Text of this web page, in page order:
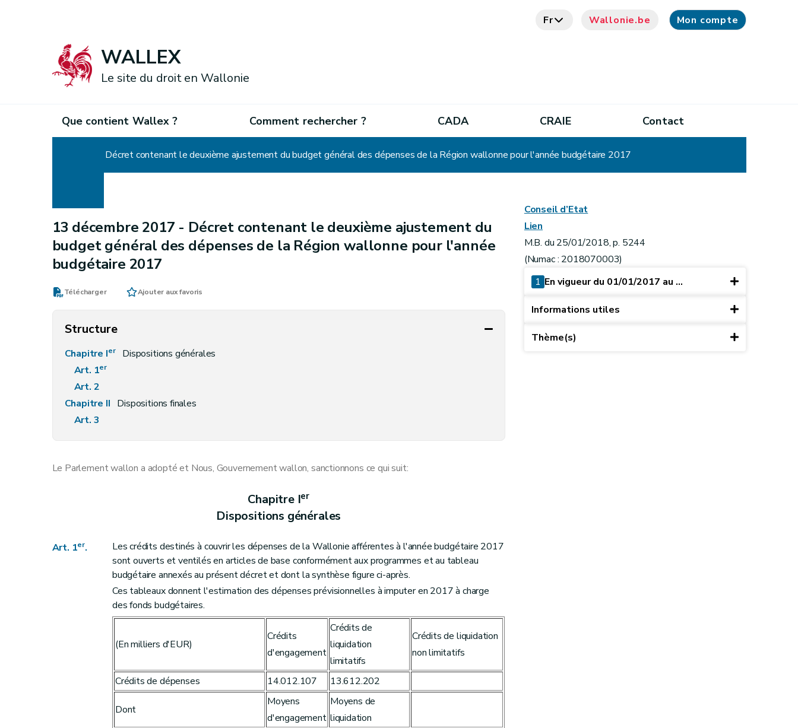
Fr Wallonie.be Mon compte
WALLEX
Le site du droit en Wallonie
Que contient Wallex ? Comment rechercher ? CADA CRAIE Contact
Décret contenant le deuxième ajustement du budget général des dépenses de la Région wallonne pour l'année budgétaire 2017
13 décembre 2017 - Décret contenant le deuxième ajustement du
budget général des dépenses de la Région wallonne pour l'année
budgétaire 2017
Télécharger Ajouter aux favoris
Structure
Chapitre Ier
Dispositions générales
Art. 1er
Art. 2
Chapitre II Dispositions finales
Art. 3
Le Parlement wallon a adopté et Nous, Gouvernement wallon, sanctionnons ce qui suit:
Chapitre Ier
Dispositions générales
Art. 1er.
Les crédits destinés à couvrir les dépenses de la Wallonie afférentes à l'année budgétaire 2017
sont ouverts et ventilés en articles de base conformément aux programmes et au tableau
budgétaire annexés au présent décret et dont la synthèse figure ci-après.
Ces tableaux donnent l'estimation des dépenses prévisionnelles à imputer en 2017 à charge
des fonds budgétaires.
(En milliers d'EUR)
Crédits
d'engagement
Crédits de
liquidation
limitatifs
Crédits de liquidation
non limitatifs
Crédits de dépenses 14.012.107 13.612.202
Dont
Moyens
d'engagement
Moyens de
liquidation
Conseil d’Etat
Lien
M.B. du 25/01/2018, p. 5244
(Numac : 2018070003)
1 En vigueur du 01/01/2017 au ...
Informations utiles
Thème(s)